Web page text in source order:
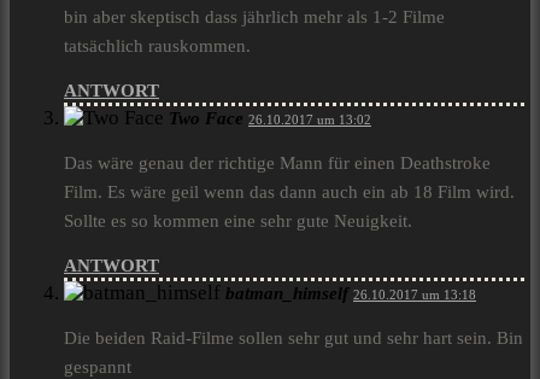
bin aber skeptisch dass jährlich mehr als 1-2 Filme
tatsächlich rauskommen.
ANTWORT
Two Face 26.10.2017 um 13:02
Das wäre genau der richtige Mann für einen Deathstroke
Film. Es wäre geil wenn das dann auch ein ab 18 Film wird.
Sollte es so kommen eine sehr gute Neuigkeit.
ANTWORT
batman_himself 26.10.2017 um 13:18
Die beiden Raid-Filme sollen sehr gut und sehr hart sein. Bin
gespannt